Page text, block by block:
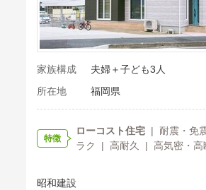
家族構成
夫婦＋子ども3人
所在地
福岡県
特徴
ローコスト住宅| 耐震・免
ラク | 高耐久 | 高気密・
昭和建設